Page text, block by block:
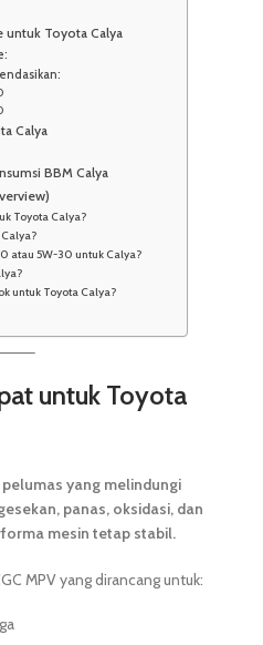
untuk Toyota Calya
Calya
BBM Calya
Toyota Calya?
atau 5W-30 untuk Calya?
untuk Toyota Calya?
untuk Toyota
yang melindungi
panas, oksidasi, dan
mesin tetap stabil.
MPV yang dirancang untuk: